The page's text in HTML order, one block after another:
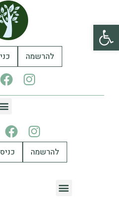
פתח סרגל נגישות
להרשמה
להרשמה